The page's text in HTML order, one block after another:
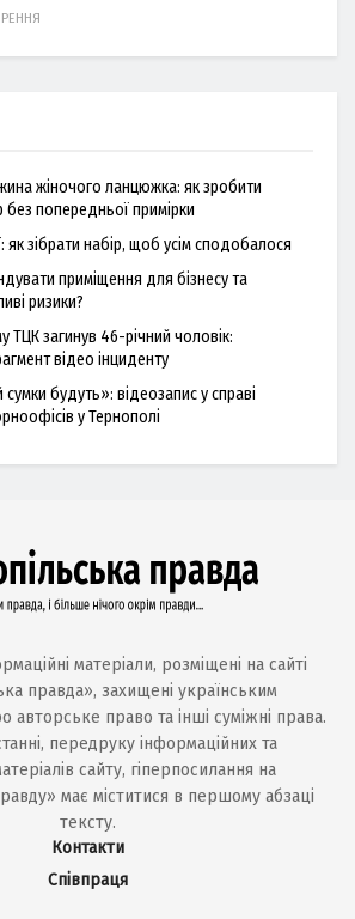
жіночого ланцюжка: як зробити
без попередньої примірки
як зібрати набір, щоб усім сподобалося
приміщення для бізнесу та
ризики?
ТЦК загинув 46-річний чоловік:
відео інциденту
будуть»: відеозапис у справі
у Тернополі
матеріали, розміщені на сайті
правда», захищені українським
авторське право та інші суміжні права.
передруку інформаційних та
сайту, гіперпосилання на
має міститися в першому абзаці
тексту.
Контакти
Співпраця